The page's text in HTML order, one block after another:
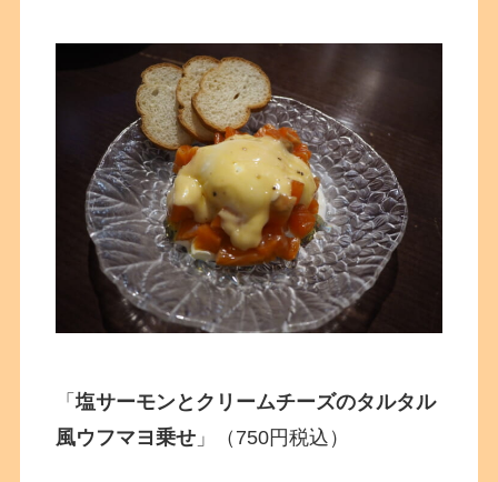
「塩サーモンとクリームチーズのタルタル
風ウフマヨ乗せ 」（750円税込）